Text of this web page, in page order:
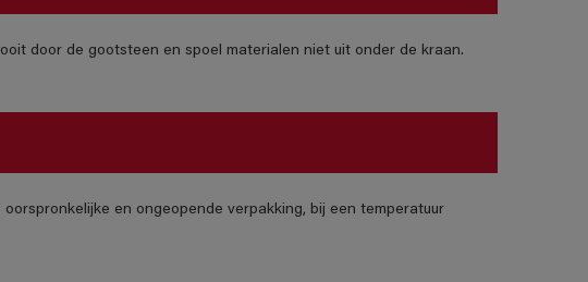
door de gootsteen en spoel materialen niet uit onder de kraan.
en ongeopende verpakking, bij een temperatuur